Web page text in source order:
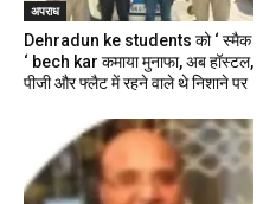
अपराध
Dehradun ke students को ‘ स्मैक
‘ bech kar कमाया मुनाफा, अब हॉस्टल,
पीजी और फ्लैट में रहने वाले थे निशाने पर